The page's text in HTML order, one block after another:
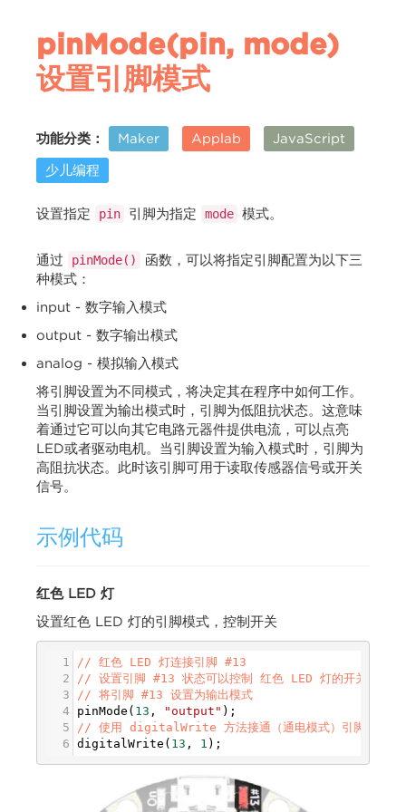
pinMode(pin, mode)
设置引脚模式
功能分类： Maker Applab
JavaScript
少儿编程
设置指定 pin 引脚为指定 mode 模式。
通过 pinMode()
函数，可以将指定引脚配置为以下三
种模式：
input - 数字输入模式
output - 数字输出模式
analog - 模拟输入模式
将引脚设置为不同模式，将决定其在程序中如何工作。
当引脚设置为输出模式时，引脚为低阻抗状态。这意味
着通过它可以向其它电路元器件提供电流，可以点亮
LED或者驱动电机。当引脚设置为输入模式时，引脚为
高阻抗状态。此时该引脚可用于读取传感器信号或开关
信号。
示例代码
红色 LED 灯
设置红色 LED 灯的引脚模式，控制开关
1
// 红色 LED 灯连接引脚 #13
2
// 设置引脚 #13 状态可以控制 红色 LED 灯的开关
3
// 将引脚 #13 设置为输出模式
4
pinMode ( 13 , "output" );
5
// 使用 digitalWrite 方法接通（通电模式）引脚 #13
6 digitalWrite ( 13 , 1 );